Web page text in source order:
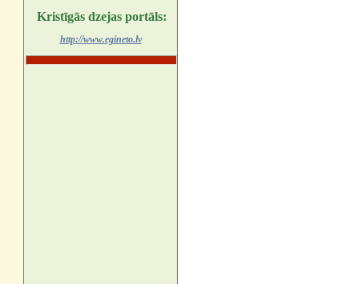
Kristīgās dzejas portāls:
http://www.egineto.lv